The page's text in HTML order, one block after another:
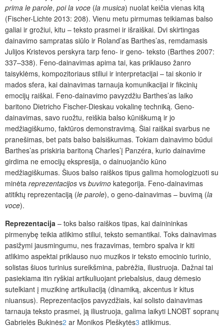
prima le parole, poi la voce (la musica) nuolat keičia vienas kitą
(Fischer-Lichte 2013: 208). Vienu metu pirmumas teikiamas balso
galiai ir grožiui, kitu – teksto prasmei ir išraiškai. Dvi skirtingas
dainavimo sampratas siūlo ir Roland’as Barthes’as, remdamasis
Julijos Kristevos perskyra tarp feno- ir geno- teksto (Barthes 2007:
337–338). Feno-dainavimas apima tai, kas priklauso žanro
taisyklėms, kompozitoriaus stiliui ir interpretacijai – tai skonio ir
mados sfera, kai dainavimas tarnauja komunikacijai ir fikcinių
emocijų raiškai. Feno-dainavimo pavyzdžiu Barthes’as laiko
baritono Dietricho Fischer-Dieskau vokalinę techniką. Geno-
dainavimas, savo ruožtu, reiškia balso kūniškumą ir jo
medžiagiškumo, faktūros demonstravimą. Šiai raiškai svarbus ne
pranešimas, bet pats balso balsiškumas. Tokiam dainavimo būdui
Barthes’as priskiria baritoną Charles’į Panzéra, kurio dainavime
girdima ne emocijų ekspresija, o dainuojančio kūno
medžiagiškumas. Šiuos balso raiškos tipus galima homologizuoti su
minėta reprezentacijos vs buvimo kategorija. Feno-dainavimas
atitiktų reprezentaciją (le parole), o geno-dainavimas – buvimą (la
voce).
Reprezentacija – toks balso raiškos tipas, kai dainininkas
pirmenybę teikia atlikimo stiliui, teksto semantikai. Toks dainavimas
pasižymi jausmingumu, nes frazavimas, tembro spalva ir kiti
atlikimo aspektai priklauso nuo muzikos ir teksto emocinio turinio,
solistas šiuos turinius sureikšmina, pabrėžia, iliustruoja. Dažnai tai
pasiekiama itin ryškiai artikuliuojant priebalsius, daug dėmesio
sutelkiant į muzikinę artikuliaciją (dinamiką, akcentus ir kitus
niuansus). Reprezentacijos pavyzdžiais, kai solisto dainavimas
tarnauja teksto prasmei, ją iliustruoja, galima laikyti LNOBT sopranų
Gabrielės Bukinės2 ar Monikos Pleškytės3 atlikimus.